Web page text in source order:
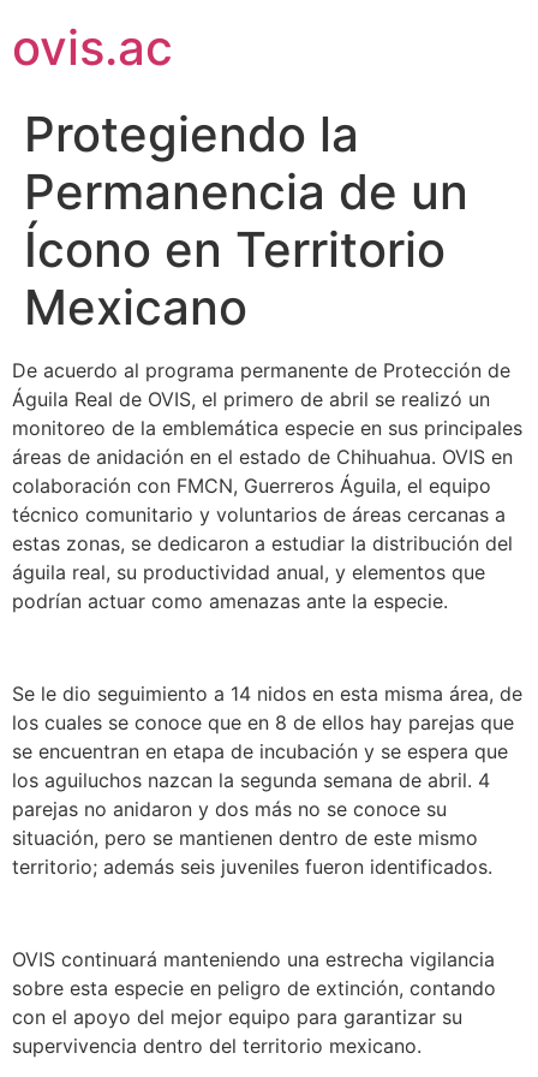
ovis.ac
Protegiendo la
Permanencia de un
Ícono en Territorio
Mexicano
De acuerdo al programa permanente de Protección de
Águila Real de OVIS, el primero de abril se realizó un
monitoreo de la emblemática especie en sus principales
áreas de anidación en el estado de Chihuahua. OVIS en
colaboración con FMCN, Guerreros Águila, el equipo
técnico comunitario y voluntarios de áreas cercanas a
estas zonas, se dedicaron a estudiar la distribución del
águila real, su productividad anual, y elementos que
podrían actuar como amenazas ante la especie.
Se le dio seguimiento a 14 nidos en esta misma área, de
los cuales se conoce que en 8 de ellos hay parejas que
se encuentran en etapa de incubación y se espera que
los aguiluchos nazcan la segunda semana de abril. 4
parejas no anidaron y dos más no se conoce su
situación, pero se mantienen dentro de este mismo
territorio; además seis juveniles fueron identificados.
OVIS continuará manteniendo una estrecha vigilancia
sobre esta especie en peligro de extinción, contando
con el apoyo del mejor equipo para garantizar su
supervivencia dentro del territorio mexicano.